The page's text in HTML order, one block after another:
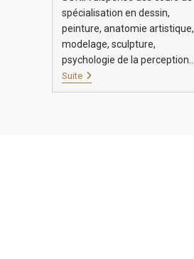
spécialisation en dessin,
peinture, anatomie artistique,
modelage, sculpture,
psychologie de la perception.…
Suite